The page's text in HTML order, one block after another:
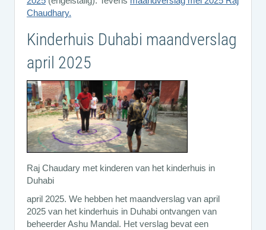
Chaudhary.
Kinderhuis Duhabi maandverslag
april 2025
Raj Chaudary met kinderen van het kinderhuis in
Duhabi
april 2025. We hebben het maandverslag van april
2025 van het kinderhuis in Duhabi ontvangen van
beheerder Ashu Mandal. Het verslag bevat een